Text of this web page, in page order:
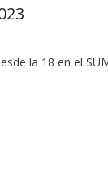
la 18 en el